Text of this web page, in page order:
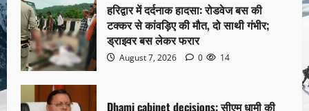
हरिद्वार में दर्दनाक हादसा: रोडवेज बस की
टक्कर से कांवड़िए की मौत, दो साथी गंभीर;
ड्राइवर बस लेकर फरार
August 7, 2026 0 14
Dhami cabinet decisions: सीएम धामी की